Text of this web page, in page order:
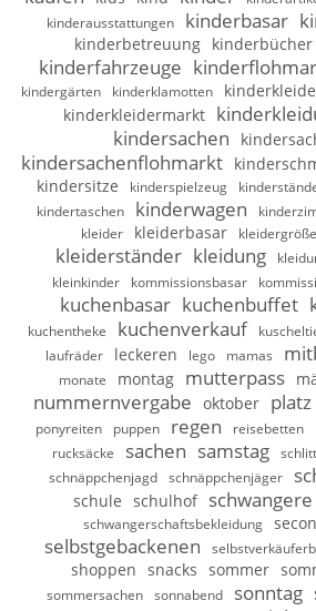
kinderausstattungen kinderbasar
kinderbetreuung kinderbücher
kinderfahrzeuge
kindergärten kinderklamotten
kinderkleidermarkt
kindersachen
kindersachenflohmarkt
kindersitze
kinderspielzeug
kindertaschen kinderwagen
kleider
kleiderbasar
kleiderständer kleidung
kleinkinder
kommissionsbasar
kuchenbasar kuchenbuffet
kuchentheke kuchenverkauf
laufräder
leckeren lego mamas
monate
montag mutterpass
nummernvergabe oktober platz
ponyreiten
puppen regen reisebetten
rucksäcke sachen samstag
schnäppchenjagd schnäppchenjäger
schule schulhof schwangere
schwangerschaftsbekleidung
selbstgebackenen
shoppen snacks sommer
sommersachen sonnabend sonntag